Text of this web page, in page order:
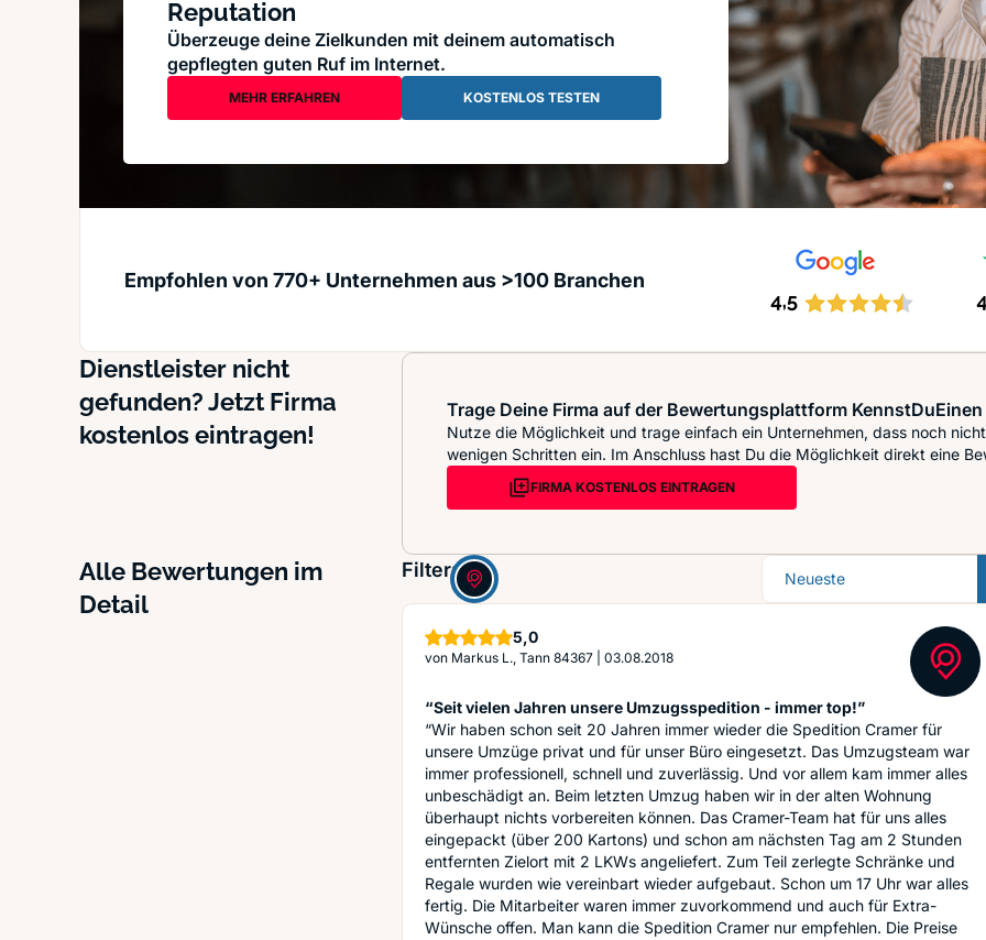
Reputation
Überzeuge deine Zielkunden mit deinem automatisch
gepflegten guten Ruf im Internet.
MEHR ERFAHREN KOSTENLOS TESTEN
Empfohlen von 770+ Unternehmen aus >100 Branchen
Dienstleister nicht
gefunden? Jetzt Firma
kostenlos eintragen!
Trage Deine Firma auf der Bewertungsplattform
Nutze die Möglichkeit und trage einfach ein Unternehmen, dass noch
wenigen Schritten ein. Im Anschluss hast Du die Möglichkeit direkt eine
FIRMA KOSTENLOS EINTRAGEN
Alle Bewertungen im
Detail
Filter: Sortierung
5,0Sterne
von Markus L., Tann 84367 03.08.2018
“Seit vielen Jahren unsere Umzugsspedition - immer top!”
“Wir haben schon seit 20 Jahren immer wieder die Spedition Cramer für
unsere Umzüge privat und für unser Büro eingesetzt. Das Umzugsteam war
immer professionell, schnell und zuverlässig. Und vor allem kam immer alles
unbeschädigt an. Beim letzten Umzug haben wir in der alten Wohnung
überhaupt nichts vorbereiten können. Das Cramer-Team hat für uns alles
eingepackt (über 200 Kartons) und schon am nächsten Tag am 2 Stunden
entfernten Zielort mit 2 LKWs angeliefert. Zum Teil zerlegte Schränke und
Regale wurden wie vereinbart wieder aufgebaut. Schon um 17 Uhr war alles
fertig. Die Mitarbeiter waren immer zuvorkommend und auch für Extra-
Wünsche offen. Man kann die Spedition Cramer nur empfehlen. Die Preise